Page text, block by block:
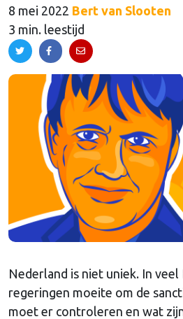
8 mei 2022 Bert van Slooten
3 min. leestijd
Nederland is niet uniek. In veel
regeringen moeite om de
moet er controleren en wat